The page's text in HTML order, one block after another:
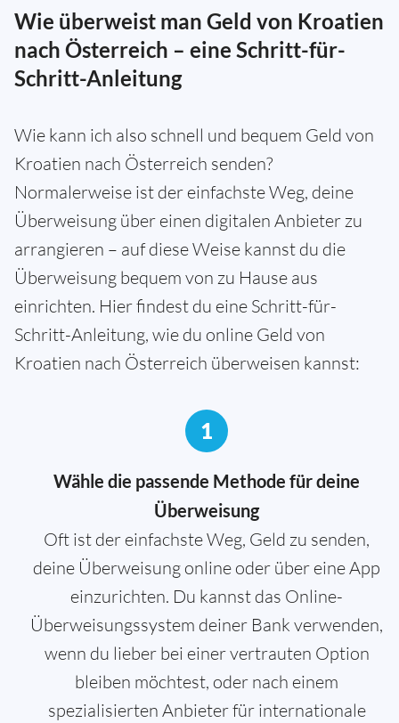
Wie überweist man Geld von Kroatien
nach Österreich – eine Schritt-für-
Schritt-Anleitung
Wie kann ich also schnell und bequem Geld von
Kroatien nach Österreich senden?
Normalerweise ist der einfachste Weg, deine
Überweisung über einen digitalen Anbieter zu
arrangieren – auf diese Weise kannst du die
Überweisung bequem von zu Hause aus
einrichten. Hier findest du eine Schritt-für-
Schritt-Anleitung, wie du online Geld von
Kroatien nach Österreich überweisen kannst:
1
Wähle die passende Methode für deine
Überweisung
Oft ist der einfachste Weg, Geld zu senden,
deine Überweisung online oder über eine App
einzurichten. Du kannst das Online-
Überweisungssystem deiner Bank verwenden,
wenn du lieber bei einer vertrauten Option
bleiben möchtest, oder nach einem
spezialisierten Anbieter für internationale